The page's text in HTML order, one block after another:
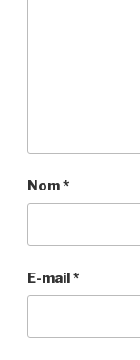
Nom*
E-mail*